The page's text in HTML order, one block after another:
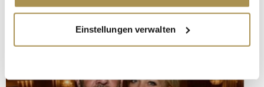
Informationen über Ihre geografische Lage
erfassen, welche bis auf einige Meter genau sein
Einstellungen verwalten